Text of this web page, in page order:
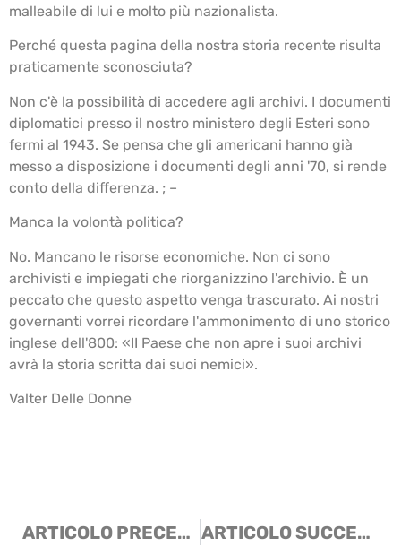
malleabile di lui e molto più nazionalista.
Perché questa pagina della nostra storia recente risulta
praticamente sconosciuta?
Non c'è la possibilità di accedere agli archivi. I documenti
diplomatici presso il nostro ministero degli Esteri sono
fermi al 1943. Se pensa che gli americani hanno già
messo a disposizione i documenti degli anni '70, si rende
conto della differenza. ; –
Manca la volontà politica?
No. Mancano le risorse economiche. Non ci sono
archivisti e impiegati che riorganizzino l'archivio. È un
peccato che questo aspetto venga trascurato. Ai nostri
governanti vorrei ricordare l'ammonimento di uno storico
inglese dell'800: «II Paese che non apre i suoi archivi
avrà la storia scritta dai suoi nemici».
Valter Delle Donne
ARTICOLO PRECEDENTE ARTICOLO SUCCESSIVO